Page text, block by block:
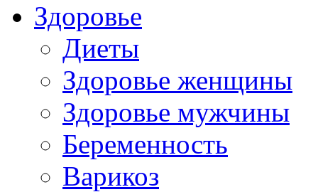
Здоровье
Диеты
Здоровье женщины
Здоровье мужчины
Беременность
Варикоз